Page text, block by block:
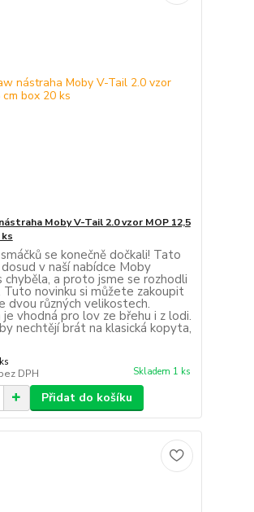
Moby V-Tail 2.0 vzor MOP 12,5
se konečně dočkali! Tato
v naší nabídce Moby
a proto jsme se rozhodli
Tuto novinku si můžete zakoupit
dvou různých velikostech.
je vhodná pro lov ze břehu i z lodi.
nechtějí brát na klasická kopyta,
DPH Skladem 1 ks
Přidat do košíku